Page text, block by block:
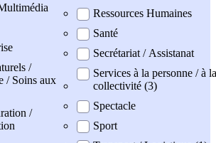
/
/ Soins aux
/
Ressources Humaines
Santé
Secrétariat / Assistanat
Services à la personne / à la
collectivité (3)
Spectacle
Sport